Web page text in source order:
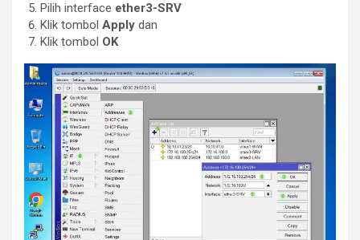
Pilih interface ether3-SRV
Klik tombol Apply dan
Klik tombol OK